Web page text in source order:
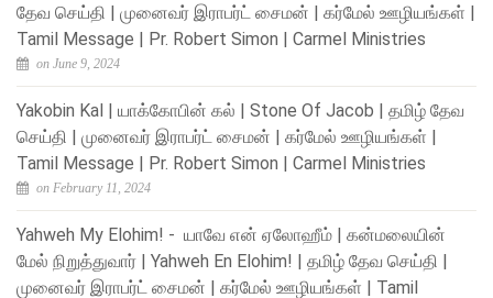
தேவ செய்தி | முனைவர் இராபர்ட் சைமன் | கர்மேல் ஊழியங்கள் |
Tamil Message | Pr. Robert Simon | Carmel Ministries
on June 9, 2024
Yakobin Kal | யாக்கோபின் கல் | Stone Of Jacob | தமிழ் தேவ
செய்தி | முனைவர் இராபர்ட் சைமன் | கர்மேல் ஊழியங்கள் |
Tamil Message | Pr. Robert Simon | Carmel Ministries
on February 11, 2024
Yahweh My Elohim! - யாவே என் ஏலோஹீம் | கன்மலையின்
மேல் நிறுத்துவார் | Yahweh En Elohim! | தமிழ் தேவ செய்தி |
முனைவர் இராபர்ட் சைமன் | கர்மேல் ஊழியங்கள் | Tamil